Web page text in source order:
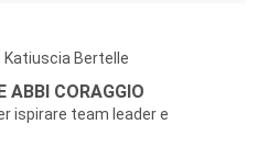
Bertelle
ABBI CORAGGIO
ispirare team leader e